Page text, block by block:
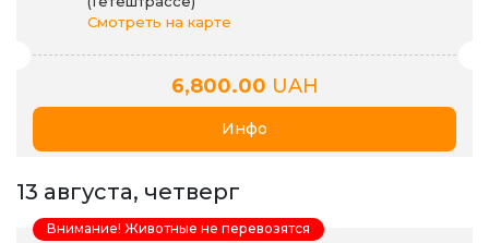
Смотреть на карте
6,800.00 UAH
Инфо
13 августа, четверг
Внимание! Животные не перевозятся